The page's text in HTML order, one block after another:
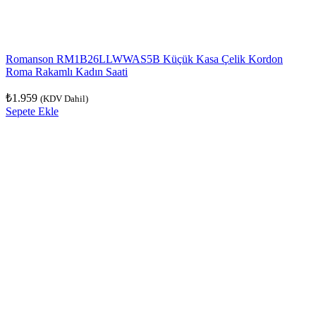
Romanson RM1B26LLWWAS5B Küçük Kasa Çelik Kordon
Roma Rakamlı Kadın Saati
₺1.959 (KDV Dahil)
Sepete Ekle